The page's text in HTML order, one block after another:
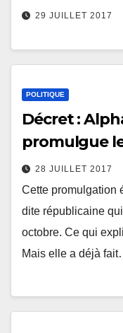
29 JUILLET 2017
POLITIQUE
Décret :
promulgue
28 JUILLET 2017
Cette promulgation
dite républicaine
octobre. Ce qui
Mais elle a déjà